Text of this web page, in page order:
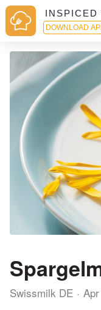
DOWNLOAD
Swissmilk DE